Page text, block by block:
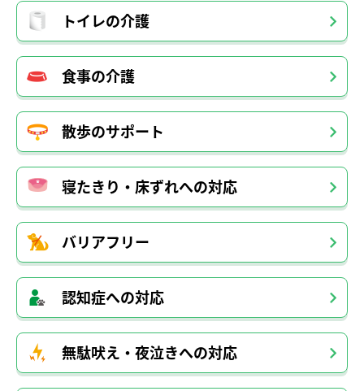
トイレの介護
食事の介護
散歩のサポート
寝たきり・床ずれへの対応
バリアフリー
認知症への対応
無駄吠え・夜泣きへの対応